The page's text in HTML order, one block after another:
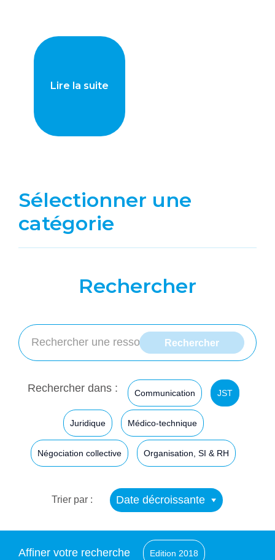
Lire la suite
Sélectionner une
catégorie
Rechercher
Rechercher dans : Communication JST
Juridique Médico-technique
Négociation collective Organisation, SI & RH
Trier par : Date décroissante
Affiner votre recherche Edition 2018